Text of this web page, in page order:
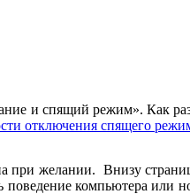
и спящий режим». Как
отключения спящего
при желании. Внизу
компьютера